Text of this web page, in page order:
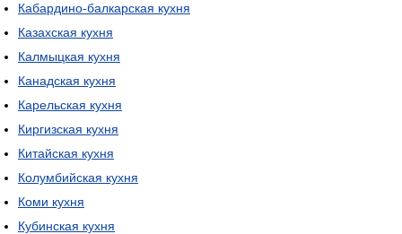
Кабардино-балкарская кухня
Казахская кухня
Калмыцкая кухня
Канадская кухня
Карельская кухня
Киргизская кухня
Китайская кухня
Колумбийская кухня
Коми кухня
Кубинская кухня